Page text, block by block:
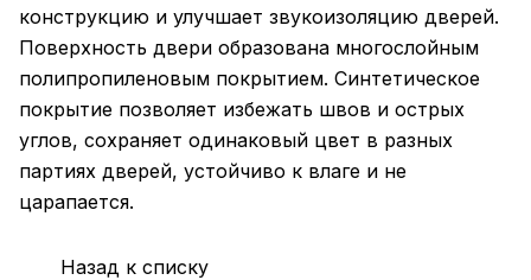
конструкцию и улучшает звукоизоляцию дверей.
Поверхность двери образована многослойным
полипропиленовым покрытием. Синтетическое
покрытие позволяет избежать швов и острых
углов, сохраняет одинаковый цвет в разных
партиях дверей, устойчиво к влаге и не
царапается.
Назад к списку